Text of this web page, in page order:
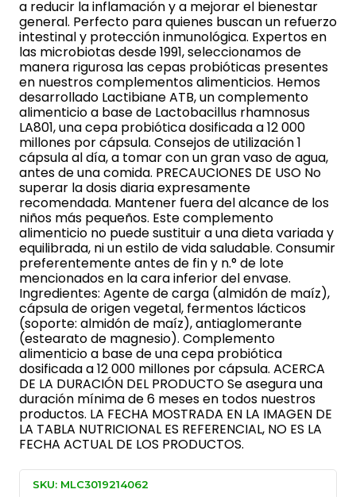
a reducir la inflamación y a mejorar el bienestar
general. Perfecto para quienes buscan un refuerzo
intestinal y protección inmunológica. Expertos en
las microbiotas desde 1991, seleccionamos de
manera rigurosa las cepas probióticas presentes
en nuestros complementos alimenticios. Hemos
desarrollado Lactibiane ATB, un complemento
alimenticio a base de Lactobacillus rhamnosus
LA801, una cepa probiótica dosificada a 12 000
millones por cápsula. Consejos de utilización 1
cápsula al día, a tomar con un gran vaso de agua,
antes de una comida. PRECAUCIONES DE USO No
superar la dosis diaria expresamente
recomendada. Mantener fuera del alcance de los
niños más pequeños. Este complemento
alimenticio no puede sustituir a una dieta variada y
equilibrada, ni un estilo de vida saludable. Consumir
preferentemente antes de fin y n.° de lote
mencionados en la cara inferior del envase.
Ingredientes: Agente de carga (almidón de maíz),
cápsula de origen vegetal, fermentos lácticos
(soporte: almidón de maíz), antiaglomerante
(estearato de magnesio). Complemento
alimenticio a base de una cepa probiótica
dosificada a 12 000 millones por cápsula. ACERCA
DE LA DURACIÓN DEL PRODUCTO Se asegura una
duración mínima de 6 meses en todos nuestros
productos. LA FECHA MOSTRADA EN LA IMAGEN DE
LA TABLA NUTRICIONAL ES REFERENCIAL, NO ES LA
FECHA ACTUAL DE LOS PRODUCTOS.
SKU: MLC3019214062